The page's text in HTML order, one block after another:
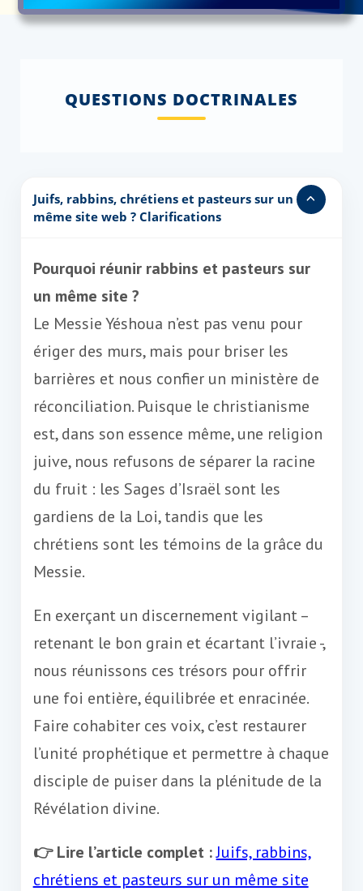
QUESTIONS DOCTRINALES
Juifs, rabbins, chrétiens et pasteurs sur un
même site web ? Clarifications
Pourquoi réunir rabbins et pasteurs sur
un même site ?
Le Messie Yéshoua n’est pas venu pour
ériger des murs, mais pour briser les
barrières et nous confier un ministère de
réconciliation. Puisque le christianisme
est, dans son essence même, une religion
juive, nous refusons de séparer la racine
du fruit : les Sages d’Israël sont les
gardiens de la Loi, tandis que les
chrétiens sont les témoins de la grâce du
Messie.
En exerçant un discernement vigilant –
retenant le bon grain et écartant l’ivraie -,
nous réunissons ces trésors pour offrir
une foi entière, équilibrée et enracinée.
Faire cohabiter ces voix, c’est restaurer
l’unité prophétique et permettre à chaque
disciple de puiser dans la plénitude de la
Révélation divine.
👉 Lire l’article complet :Juifs, rabbins,
chrétiens et pasteurs sur un même site